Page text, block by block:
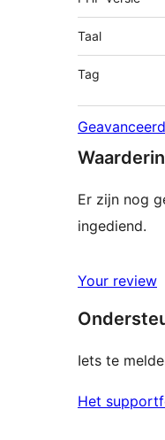
Taal
Tag
Er zijn nog
ingediend.
Your review
Iets te
Het